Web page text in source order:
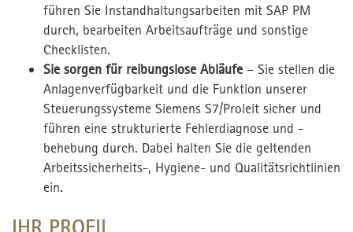
führen Sie Instandhaltungsarbeiten mit SAP PM
durch, bearbeiten Arbeitsaufträge und sonstige
Checklisten.
Sie sorgen für reibungslose Abläufe – Sie stellen die
Anlagenverfügbarkeit und die Funktion unserer
Steuerungssysteme Siemens S7/Proleit sicher und
führen eine strukturierte Fehlerdiagnose und -
behebung durch. Dabei halten Sie die geltenden
Arbeitssicherheits-, Hygiene- und Qualitätsrichtlinien
ein.